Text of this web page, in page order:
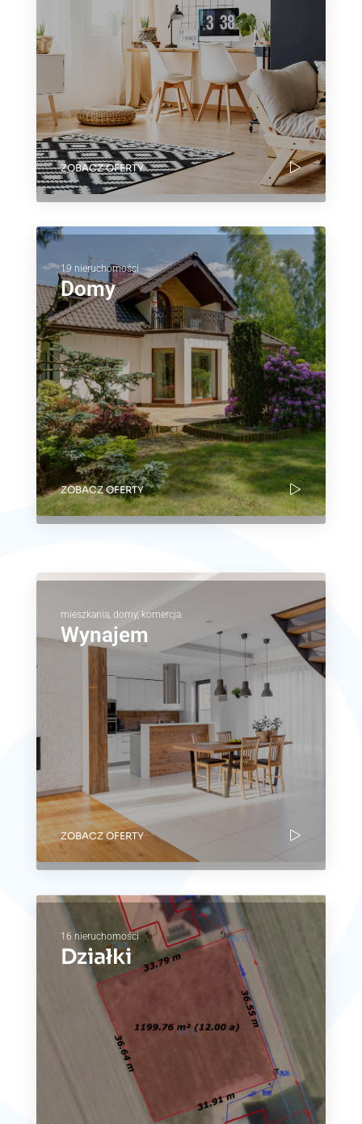
ZOBACZ OFERTY
19 nieruchomości
Domy
ZOBACZ OFERTY
mieszkania, domy, komercja
Wynajem
ZOBACZ OFERTY
16 nieruchomości
Działki